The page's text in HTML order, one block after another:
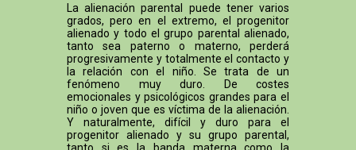
La alienación parental puede tener varios
grados, pero en el extremo, el progenitor
alienado y todo el grupo parental alienado,
tanto sea paterno o materno, perderá
progresivamente y totalmente el contacto y
la relación con el niño. Se trata de un
fenómeno muy duro. De costes
emocionales y psicológicos grandes para el
niño o joven que es víctima de la alienación.
Y naturalmente, difícil y duro para el
progenitor alienado y su grupo parental,
tanto si es la banda materna como la